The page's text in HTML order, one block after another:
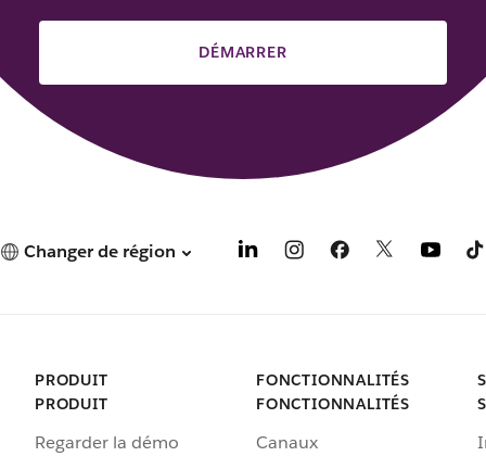
DÉMARRER
Changer de région
PRODUIT
PRODUIT
Regarder la démo
FONCTIONNALITÉS
FONCTIONNALITÉS
Canaux